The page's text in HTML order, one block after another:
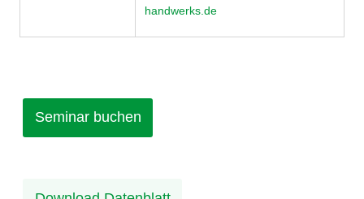
handwerks.de
Seminar buchen